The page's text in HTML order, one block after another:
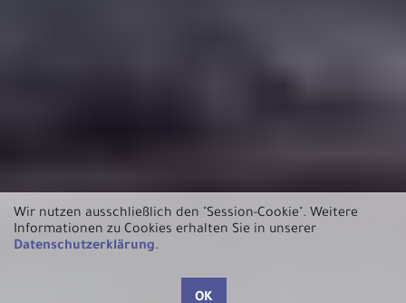
Wir nutzen ausschließlich den "Session-Cookie". Weitere
Informationen zu Cookies erhalten Sie in unserer
Datenschutzerklärung.
OK